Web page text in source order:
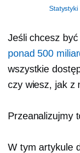
Jeśli chcesz
ponad 500
wszystkie
czy wiesz, jak z
Przeanalizujmy
W tym artykule